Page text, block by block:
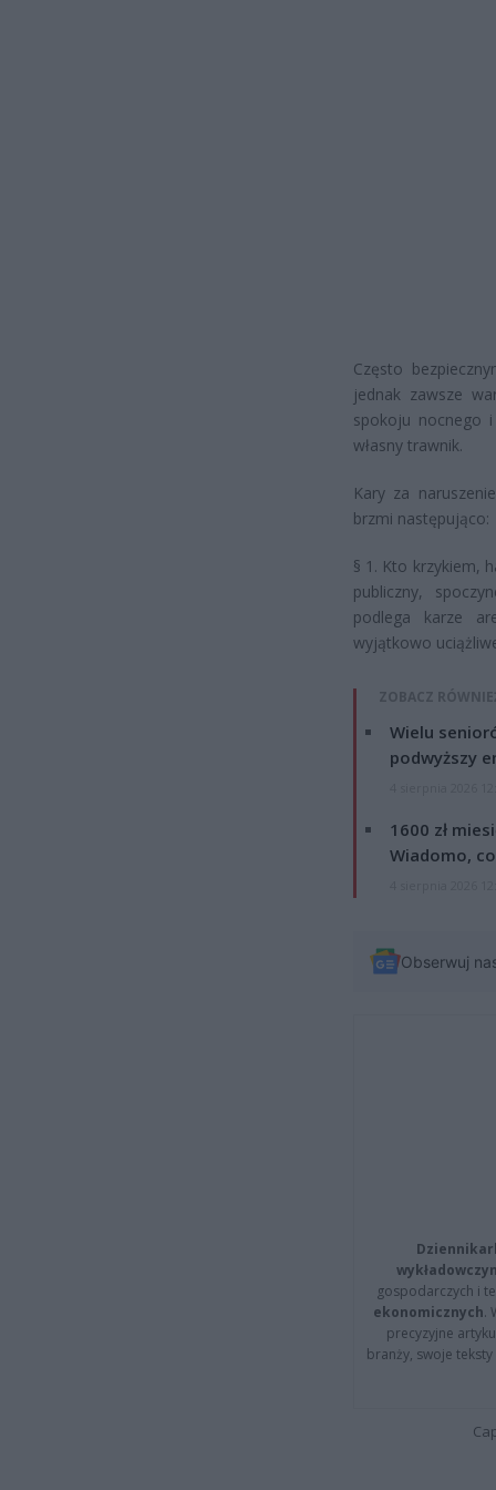
Często
jednak zawsze
spokoju nocnego
własny trawnik.
Kary za
brzmi następująco:
§ 1. Kto krzykiem,
publiczny,
podlega karze
wyjątkowo
ZOBACZ
Wielu
podwyższy
1600 zł
Wiadomo,
Obserwuj
gospodarczych i
ekonomicznych.
precyzyjne
branży, swoje